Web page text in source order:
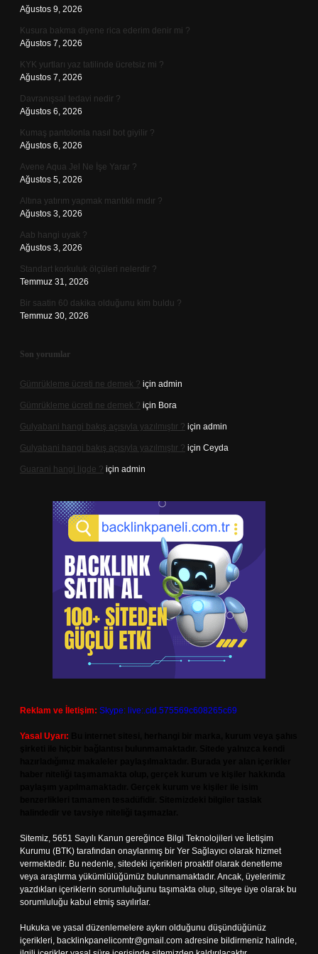
Ağustos 9, 2026
Kusura bakma diyene rica ederim denir mi ?
Ağustos 7, 2026
KYK yurtları yaz tatilinde ücretsiz mi ?
Ağustos 7, 2026
Davranışsal tedavi nedir ?
Ağustos 6, 2026
Kumaş pantolonla nasıl bot giyilir ?
Ağustos 6, 2026
Avene Aqua Jel Ne İşe Yarar ?
Ağustos 5, 2026
Altına yatırım yapmak mantıklı mıdır ?
Ağustos 3, 2026
Aab hangi uyak ?
Ağustos 3, 2026
Standart korkuluk ölçüleri nelerdir ?
Temmuz 31, 2026
Bir saatin 60 dakika olduğunu kim buldu ?
Temmuz 30, 2026
Son yorumlar
Gümrükleme ücreti ne demek ? için admin
Gümrükleme ücreti ne demek ? için Bora
Gulyabani hangi bakış açısıyla yazılmıştır ? için admin
Gulyabani hangi bakış açısıyla yazılmıştır ? için Ceyda
Guarani hangi ligde ? için admin
Reklam ve İletişim: Skype: live:.cid.575569c608265c69
Yasal Uyarı:
Sitemiz, 5651 Sayılı Kanun gereğince Bilgi Teknolojileri ve İletişim
Kurumu (BTK) tarafından onaylanmış bir Yer Sağlayıcı olarak hizmet
vermektedir. Bu nedenle, sitedeki içerikleri proaktif olarak denetleme
veya araştırma yükümlülüğümüz bulunmamaktadır. Ancak, üyelerimiz
yazdıkları içeriklerin sorumluluğunu taşımakta olup, siteye üye olarak bu
sorumluluğu kabul etmiş sayılırlar.
Hukuka ve yasal düzenlemelere aykırı olduğunu düşündüğünüz
içerikleri, backlinkpanelicomtr@gmail.com adresine bildirmeniz halinde,